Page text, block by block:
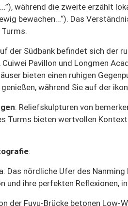
während die zweite erzählt
bewachen...“). Das
der Südbank befindet sich der
Cuiwei Pavillon und Longmen
bieten einen ruhigen
während Sie auf der
: Reliefskulpturen von
Turms bieten wertvollen
:
: Das nördliche Ufer des
und ihre perfekten Reflexionen,
der Fuyu-Brücke betonen Low-